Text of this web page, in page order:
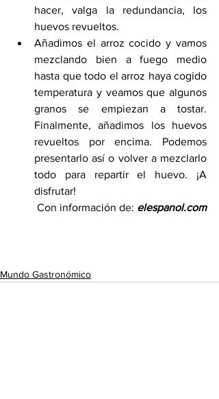
huevos revueltos.
Añadimos el arroz cocido y vamos
mezclando bien a fuego medio
hasta que todo el arroz haya cogido
temperatura y veamos que algunos
granos se empiezan a tostar.
Finalmente, añadimos los huevos
revueltos por encima. Podemos
presentarlo así o volver a mezclarlo
todo para repartir el huevo. ¡A
disfrutar!
Con información de: elespanol.com
Mundo Gastronómico